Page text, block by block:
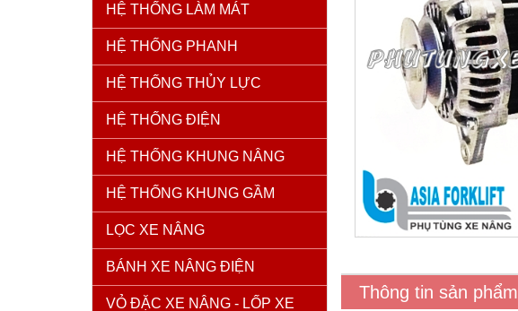
Thông tin sản phẩm
HỆ THỐNG LÀM MÁT
HỆ THỐNG PHANH
HỆ THỐNG THỦY LỰC
HỆ THỐNG ĐIỆN
HỆ THỐNG KHUNG NÂNG
HỆ THỐNG KHUNG GẦM
LỌC XE NÂNG
BÁNH XE NÂNG ĐIỆN
VỎ ĐẶC XE NÂNG - LỐP XE